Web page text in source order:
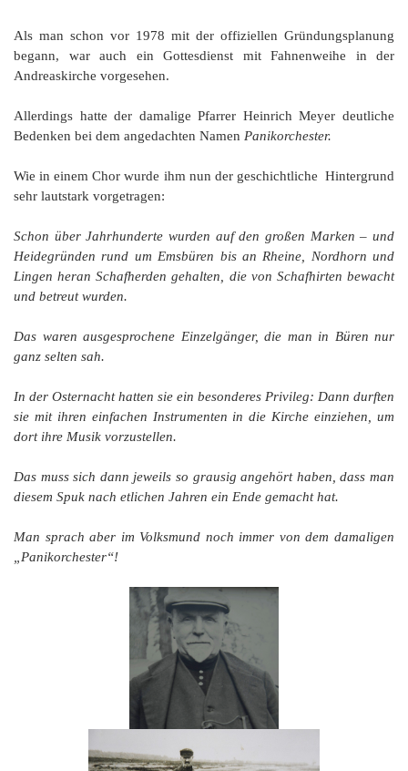
Als man schon vor 1978 mit der offiziellen Gründungsplanung
begann, war auch ein Gottesdienst mit Fahnenweihe in der
Andreaskirche vorgesehen.
Allerdings hatte der damalige Pfarrer Heinrich Meyer deutliche
Bedenken bei dem angedachten Namen Panikorchester.
Wie in einem Chor wurde ihm nun der geschichtliche Hintergrund
sehr lautstark vorgetragen:
Schon über Jahrhunderte wurden auf den großen Marken – und
Heidegründen rund um Emsbüren bis an Rheine, Nordhorn und
Lingen heran Schafherden gehalten, die von Schafhirten bewacht
und betreut wurden.
Das waren ausgesprochene Einzelgänger, die man in Büren nur
ganz selten sah.
In der Osternacht hatten sie ein besonderes Privileg: Dann durften
sie mit ihren einfachen Instrumenten in die Kirche einziehen, um
dort ihre Musik vorzustellen.
Das muss sich dann jeweils so grausig angehört haben, dass man
diesem Spuk nach etlichen Jahren ein Ende gemacht hat.
Man sprach aber im Volksmund noch immer von dem damaligen
„Panikorchester“!